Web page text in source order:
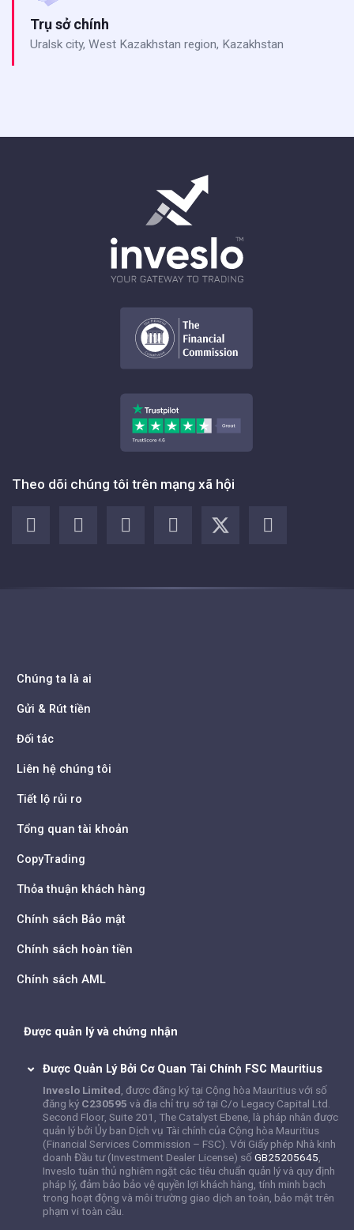
Trụ sở chính
Uralsk city, West Kazakhstan region, Kazakhstan
Theo dõi chúng tôi trên mạng xã hội
Chúng ta là ai
Gửi & Rút tiền
Đối tác
Liên hệ chúng tôi
Tiết lộ rủi ro
Tổng quan tài khoản
CopyTrading
Thỏa thuận khách hàng
Chính sách Bảo mật
Chính sách hoàn tiền
Chính sách AML
Được quản lý và chứng nhận
Được Quản Lý Bởi Cơ Quan Tài Chính FSC Mauritius
Inveslo Limited, được đăng ký tại Cộng hòa Mauritius với số
đăng ký C230595 và địa chỉ trụ sở tại C/o Legacy Capital Ltd.
Second Floor, Suite 201, The Catalyst Ebene, là pháp nhân được
quản lý bởi Ủy ban Dịch vụ Tài chính của Cộng hòa Mauritius
(Financial Services Commission – FSC). Với Giấy phép Nhà kinh
doanh Đầu tư (Investment Dealer License) sốGB25205645,
Inveslo tuân thủ nghiêm ngặt các tiêu chuẩn quản lý và quy định
pháp lý, đảm bảo bảo vệ quyền lợi khách hàng, tính minh bạch
trong hoạt động và môi trường giao dịch an toàn, bảo mật trên
phạm vi toàn cầu.